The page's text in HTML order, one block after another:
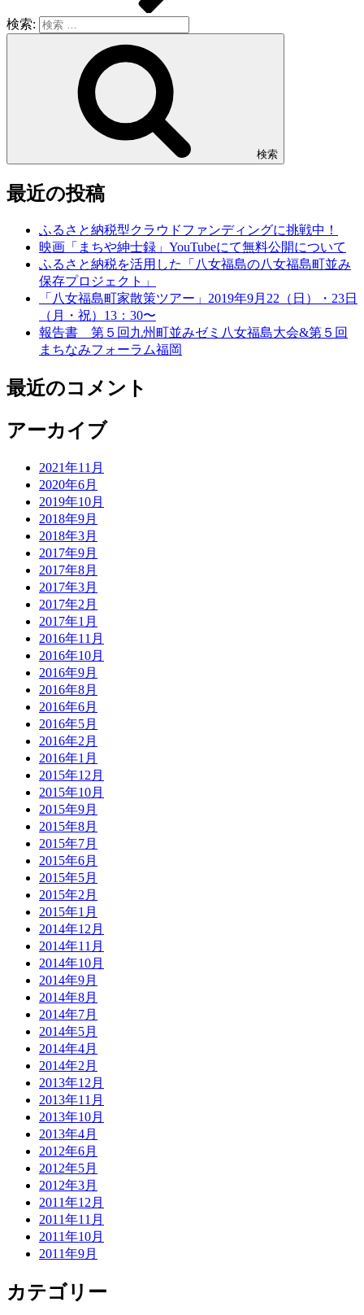
検索:
検索
最近の投稿
ふるさと納税型クラウドファンディングに挑戦中！
映画「まちや紳士録」YouTubeにて無料公開について
ふるさと納税を活用した「八女福島の八女福島町並み
保存プロジェクト」
「八女福島町家散策ツアー」2019年9月22（日）・23日
（月・祝）13：30〜
報告書 第５回九州町並みゼミ八女福島大会&第５回
まちなみフォーラム福岡
最近のコメント
アーカイブ
2021年11月
2020年6月
2019年10月
2018年9月
2018年3月
2017年9月
2017年8月
2017年3月
2017年2月
2017年1月
2016年11月
2016年10月
2016年9月
2016年8月
2016年6月
2016年5月
2016年2月
2016年1月
2015年12月
2015年10月
2015年9月
2015年8月
2015年7月
2015年6月
2015年5月
2015年2月
2015年1月
2014年12月
2014年11月
2014年10月
2014年9月
2014年8月
2014年7月
2014年5月
2014年4月
2014年2月
2013年12月
2013年11月
2013年10月
2013年4月
2012年6月
2012年5月
2012年3月
2011年12月
2011年11月
2011年10月
2011年9月
カテゴリー